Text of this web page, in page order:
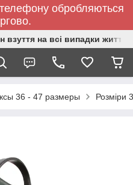
обробляються
взуття на всі випадки життя.
36 - 47 размеры Розміри